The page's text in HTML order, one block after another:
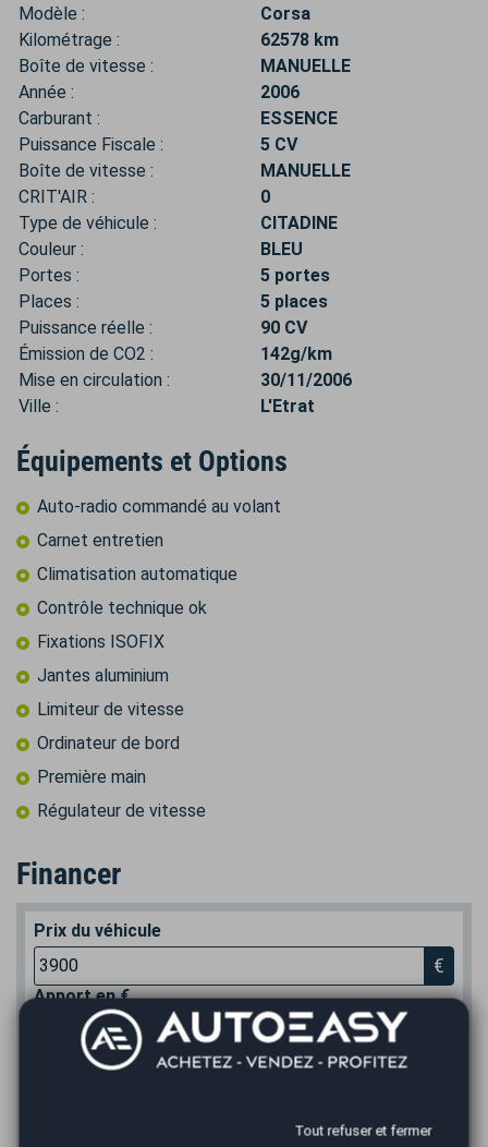
Modèle :
Corsa
Kilométrage :
62578 km
Boîte de vitesse :
MANUELLE
Année :
2006
Carburant :
ESSENCE
Puissance Fiscale :
5 CV
Boîte de vitesse :
MANUELLE
CRIT'AIR :
0
Type de véhicule :
CITADINE
Couleur :
BLEU
Portes :
5 portes
Places :
5 places
Puissance réelle :
90 CV
Émission de CO2 :
142g/km
Mise en circulation :
30/11/2006
Ville :
L'Etrat
Équipements et Options
Auto-radio commandé au volant
Carnet entretien
Climatisation automatique
Contrôle technique ok
Fixations ISOFIX
Jantes aluminium
Limiteur de vitesse
Ordinateur de bord
Première main
Régulateur de vitesse
Financer
Prix du véhicule
€
Apport en €
Tout refuser et fermer